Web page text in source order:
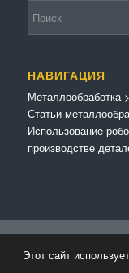
НАВИГАЦИЯ
Металлообработка>
Статьи
Использование
производстве
Kriesi
Этот сайт